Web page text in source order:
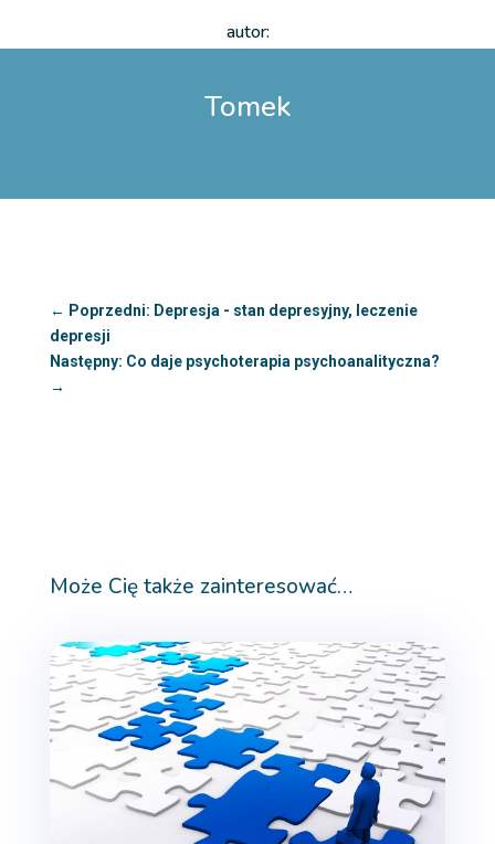
autor:
Tomek
← Poprzedni: Depresja - stan depresyjny, leczenie
depresji
Następny: Co daje psychoterapia psychoanalityczna?
→
Może Cię także zainteresować…